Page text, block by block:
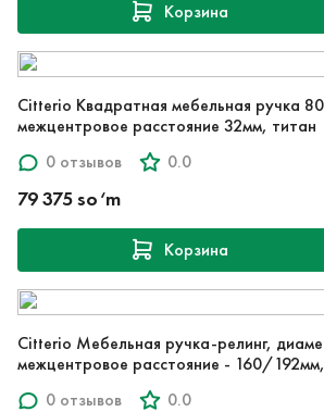
Корзина
Citterio Квадратная мебельная ручка
межцентровое расстояние 32мм, титан
0 отзывов
0.0
79 375 so‘m
Корзина
Citterio Мебельная ручка-релинг,
межцентровое расстояние - 160/
0 отзывов
0.0